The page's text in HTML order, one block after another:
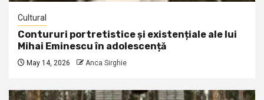
Cultural
Contururi portretistice și existențiale ale lui
Mihai Eminescu în adolescență
May 14, 2026 Anca Sirghie